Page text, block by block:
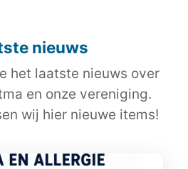
nieuws
het laatste nieuws over
en onze vereniging.
wij hier nieuwe items!